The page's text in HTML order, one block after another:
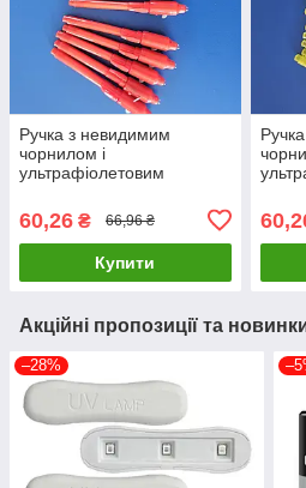
Ручка з невидимим
чорнилом і
ультрафіолетовим
для розваг Червона 1шт
60,26 ₴ 66,96 ₴
Купити
для
Акційні пропозиції та
–28%